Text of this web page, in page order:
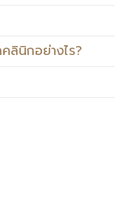
ลินิกอย่างไร?